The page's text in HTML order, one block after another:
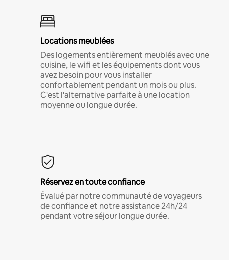
Locations meublées
Des logements entièrement meublés avec une
cuisine, le wifi et les équipements dont vous
avez besoin pour vous installer
confortablement pendant un mois ou plus.
C'est l'alternative parfaite à une location
moyenne ou longue durée.
Réservez en toute confiance
Évalué par notre communauté de voyageurs
de confiance et notre assistance 24h/24
pendant votre séjour longue durée.